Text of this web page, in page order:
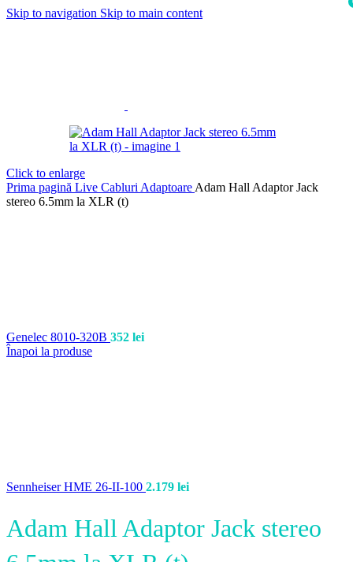
Skip to navigation Skip to main content
Click to enlarge
Prima pagină Live Cabluri Adaptoare Adam Hall Adaptor Jack
stereo 6.5mm la XLR (t)
Genelec 8010-320B 352 lei
Înapoi la produse
Sennheiser HME 26-II-100 2.179 lei
Adam Hall Adaptor Jack stereo